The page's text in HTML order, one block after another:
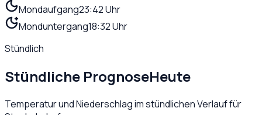
Mondaufgang23:42 Uhr
Monduntergang18:32 Uhr
Stündlich
Stündliche PrognoseHeute
Temperatur und Niederschlag im stündlichen Verlauf für